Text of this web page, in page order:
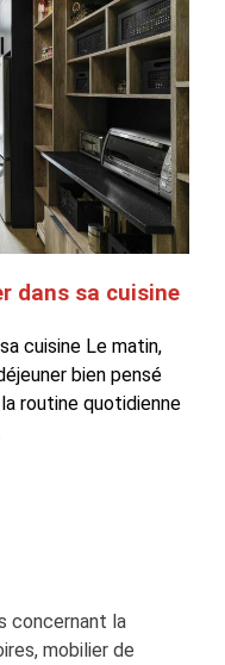
dans sa cuisine
cuisine Le matin,
bien pensé
routine quotidienne
concernant la
mobilier de